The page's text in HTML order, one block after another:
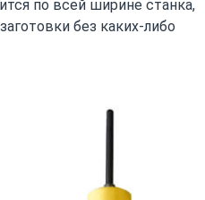
по всей ширине станка,
без каких-либо